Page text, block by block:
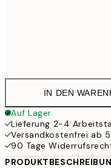
IN DEN
Auf Lager
Lieferung 2-4
Versandkostenfrei ab
90 Tage